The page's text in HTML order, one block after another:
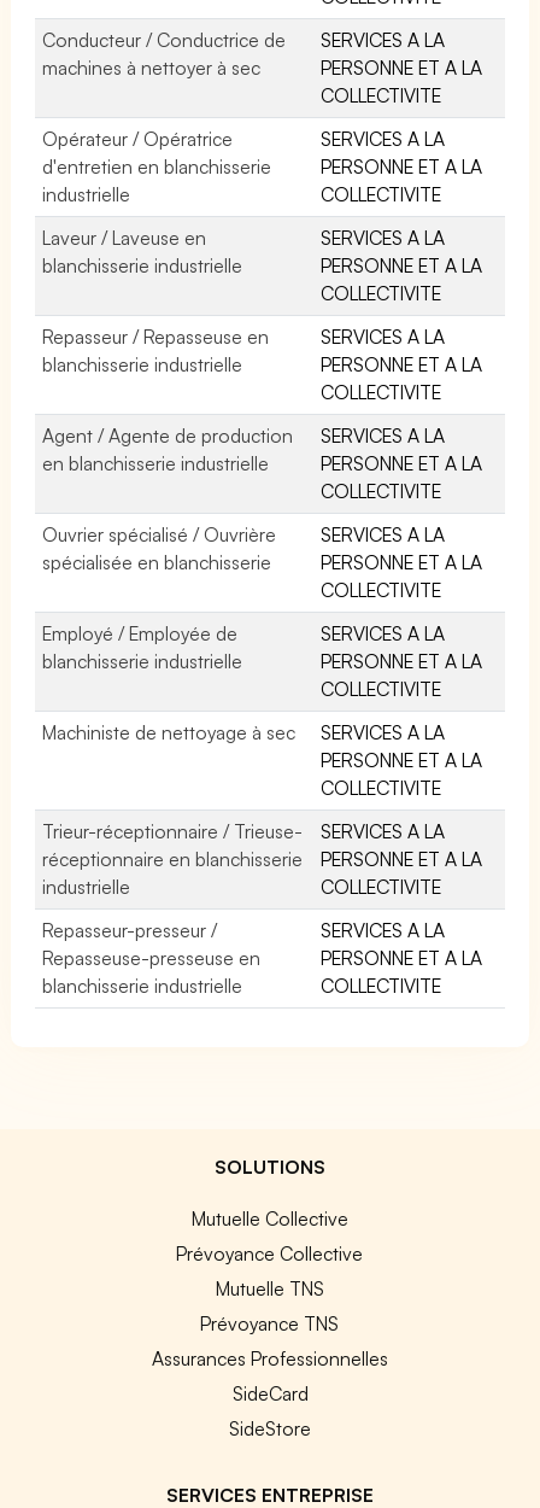
Conducteur / Conductrice de
machines à nettoyer à sec
SERVICES A LA
PERSONNE ET A LA
COLLECTIVITE
Opérateur / Opératrice
d'entretien en blanchisserie
industrielle
SERVICES A LA
PERSONNE ET A LA
COLLECTIVITE
Laveur / Laveuse en
blanchisserie industrielle
SERVICES A LA
PERSONNE ET A LA
COLLECTIVITE
Repasseur / Repasseuse en
blanchisserie industrielle
SERVICES A LA
PERSONNE ET A LA
COLLECTIVITE
Agent / Agente de production
en blanchisserie industrielle
SERVICES A LA
PERSONNE ET A LA
COLLECTIVITE
Ouvrier spécialisé / Ouvrière
spécialisée en blanchisserie
SERVICES A LA
PERSONNE ET A LA
COLLECTIVITE
Employé / Employée de
blanchisserie industrielle
SERVICES A LA
PERSONNE ET A LA
COLLECTIVITE
Machiniste de nettoyage à sec
SERVICES A LA
PERSONNE ET A LA
COLLECTIVITE
Trieur-réceptionnaire / Trieuse-
réceptionnaire en blanchisserie
industrielle
SERVICES A LA
PERSONNE ET A LA
COLLECTIVITE
Repasseur-presseur /
Repasseuse-presseuse en
blanchisserie industrielle
SERVICES A LA
PERSONNE ET A LA
COLLECTIVITE
SOLUTIONS
Mutuelle Collective
Prévoyance Collective
Mutuelle TNS
Prévoyance TNS
Assurances Professionnelles
SideCard
SideStore
SERVICES ENTREPRISE